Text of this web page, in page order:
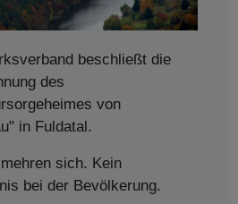
beschließt die
des
von
in Fuldatal.
sich. Kein
bei der Bevölkerung.